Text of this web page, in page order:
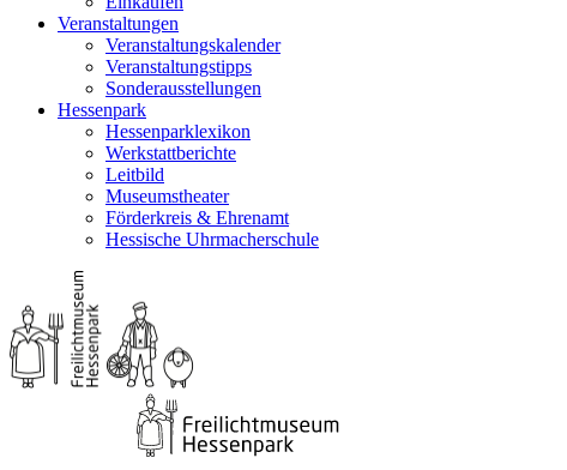
Veranstaltungen
Veranstaltungskalender
Veranstaltungstipps
Sonderausstellungen
Hessenpark
Hessenparklexikon
Werkstattberichte
Leitbild
Museumstheater
Förderkreis & Ehrenamt
Hessische Uhrmacherschule